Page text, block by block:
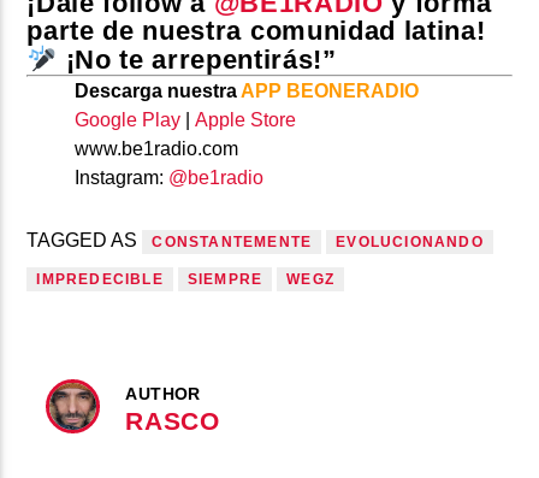
parte de nuestra comunidad latina!
¡No te arrepentirás!”
Descarga nuestraAPP BEONERADIO
Google Play |Apple Store
www.be1radio.com
Instagram: @be1radio
TAGGED AS CONSTANTEMENTE EVOLUCIONANDO
IMPREDECIBLE SIEMPRE WEGZ
AUTHOR
RASCO